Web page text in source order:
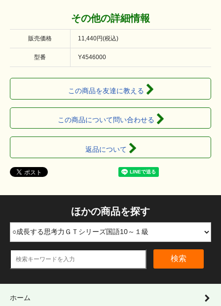
その他の詳細情報
販売価格 11,440円(税込)
型番 Y4546000
この商品を友達に教える
この商品について問い合わせる
返品について
ほかの商品を探す
検索
ホーム